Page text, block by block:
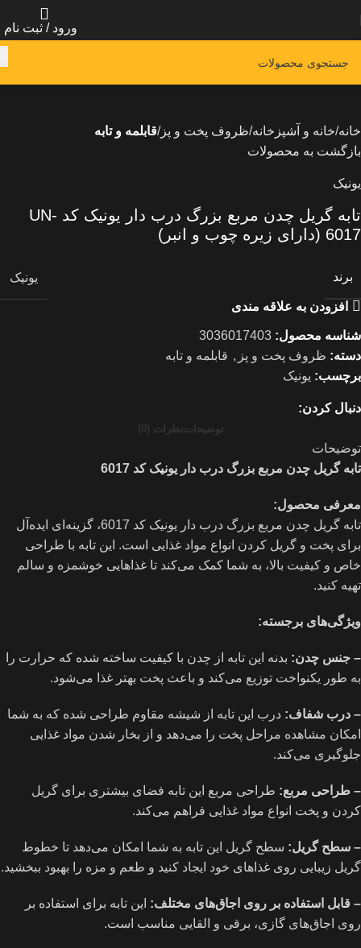
ورود / ثبت نام
خانه خانه و آشپزخانه ظروف پخت و پز قابلمه و تابه
بازگشت به محصولات
یونیک
تابه گریل چدن مربع بزرگ درب دار یونیک کد UN-
6017 (دارای زیره چوب و انبر)
برند یونیک
افزودن به علاقه مندی
شناسه محصول: 3036017403
دسته: ظروف پخت و پز , قابلمه و تابه
برچسب: یونیک
دنبال کردن:
توضیحاتنظرات (0)
توضیحات
تابه گریل چدن مربع بزرگ درب دار یونیک کد 6017
معرفی محصول:
تابه گریل چدن مربع بزرگ درب دار یونیک کد 6017، گزینه‌ای ایده‌آل
برای پخت و گریل کردن انواع مواد غذایی است. این تابه با طراحی
خاص و کیفیت بالا، به شما کمک می‌کند تا غذاهایی خوشمزه و سالم
تهیه کنید.
ویژگی‌های برجسته:
– جنس چدن: بدنه این تابه از چدن با کیفیت ساخته شده که حرارت را
به طور یکنواخت توزیع می‌کند و باعث پخت بهتر غذا می‌شود.
– درب شفاف: درب این تابه از شیشه مقاوم طراحی شده که به شما
امکان مشاهده مراحل پخت را می‌دهد و از بخار شدن مواد غذایی
جلوگیری می‌کند.
– طراحی مربع: طراحی مربع این تابه فضای بیشتری برای گریل
کردن و پخت انواع مواد غذایی فراهم می‌کند.
– سطح گریل: سطح گریل این تابه به شما امکان می‌دهد تا خطوط
گریل زیبایی روی غذاهای خود ایجاد کنید و طعم و مزه را بهبود ببخشید.
– قابل استفاده بر روی اجاق‌های مختلف: این تابه برای استفاده بر
روی اجاق‌های گازی، برقی و القایی مناسب است.